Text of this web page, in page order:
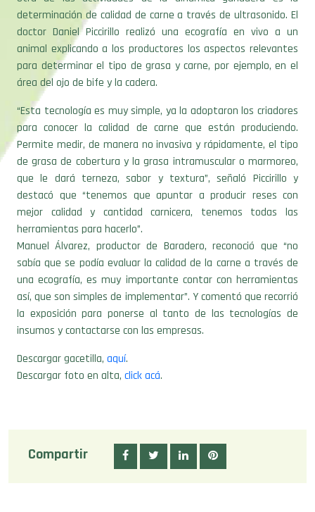
determinación de calidad de carne a través de ultrasonido. El
doctor Daniel Piccirillo realizó una ecografía en vivo a un
animal explicando a los productores los aspectos relevantes
para determinar el tipo de grasa y carne, por ejemplo, en el
área del ojo de bife y la cadera.
“Esta tecnología es muy simple, ya la adoptaron los criadores
para conocer la calidad de carne que están produciendo.
Permite medir, de manera no invasiva y rápidamente, el tipo
de grasa de cobertura y la grasa intramuscular o marmoreo,
que le dará terneza, sabor y textura”, señaló Piccirillo y
destacó que “tenemos que apuntar a producir reses con
mejor calidad y cantidad carnicera, tenemos todas las
herramientas para hacerlo”.
Manuel Álvarez, productor de Baradero, reconoció que “no
sabía que se podía evaluar la calidad de la carne a través de
una ecografía, es muy importante contar con herramientas
así, que son simples de implementar”. Y comentó que recorrió
la exposición para ponerse al tanto de las tecnologías de
insumos y contactarse con las empresas.
Descargar gacetilla, aquí.
Descargar foto en alta, click acá.
Compartir